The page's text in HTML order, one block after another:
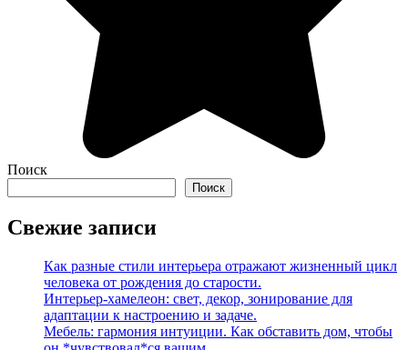
Поиск
Поиск
Свежие записи
Как разные стили интерьера отражают жизненный цикл
человека от рождения до старости.
Интерьер-хамелеон: свет, декор, зонирование для
адаптации к настроению и задаче.
Мебель: гармония интуиции. Как обставить дом, чтобы